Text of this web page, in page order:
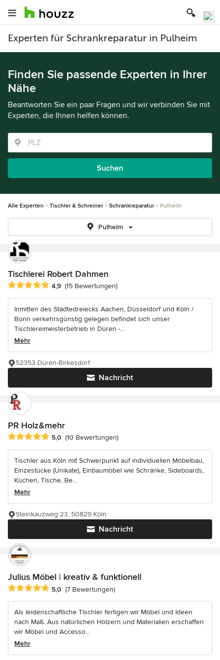
Experten für Schrankreparatur in Pulheim
Finden Sie passende Experten in Ihrer
Nähe
Beantworten Sie ein paar Fragen und wir verbinden Sie mit
Experten, die Ihnen helfen können.
Suchen
Alle Experten Tischler & Schreiner Schrankreparatur Pulheim
Pulheim
Tischlerei Robert Dahmen
Durchschnittliche Bewertung: 4.9 von 5 Sternen
4,9 (15 Bewertungen)
Inmitten des Städtedreiecks Aachen, Düsseldorf und Köln /
Bonn verkehrsgünstig gelegen befindet sich unser
Tischlereimeisterbetrieb in Düren -...
Mehr
Nachricht
52353 Düren-Birkesdorf
PR Holz&mehr
Durchschnittliche Bewertung: 5 von 5 Sternen
5,0 (10 Bewertungen)
Tischler aus Köln mit Schwerpunkt auf individuellen Möbelbau,
Einzestücke (Unikate), Einbaumöbel wie Schränke, Sideboards,
Küchen, Tische, Be...
Mehr
Nachricht
Steinkauzweg 23, 50829 Köln
Julius Möbel | kreativ & funktionell
Durchschnittliche Bewertung: 5 von 5 Sternen
5,0 (7 Bewertungen)
Als leidenschaftliche Tischler fertigen wir Möbel und Ideen
nach Maß. Aus natürlichen Hölzern und Materialien erschaffen
wir Möbel und Accesso...
Mehr